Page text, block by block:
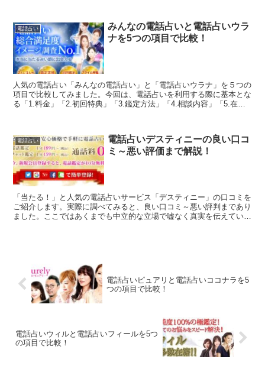
電話占い
みんなの電話占いと電話占いウラ
ナを5つの項目で比較！
人気の電話占い「みんなの電話占い」と「電話占いウラナ」を５つの
項目で比較してみました。今回は、電話占いを利用する際に基本とな
る「1.料金」「2.初回特典」「3.鑑定方法」「4.相談内容」「5.在籍
電話占い
電話占いデスティニーの良い口コ
ミ～悪い評価まで解説！
「当たる！」と人気の電話占いサービス「デスティニー」の口コミを
ご紹介します。実際に調べてみると、良い口コミ～悪い評判まであり
ました。ここではあくまでも中立的な立場で嘘なく真実を伝えていけ
電話占いピュアリと電話占いココナラを5
つの項目で比較！
電話占いウィルと電話占いフィールを5つ
の項目で比較！